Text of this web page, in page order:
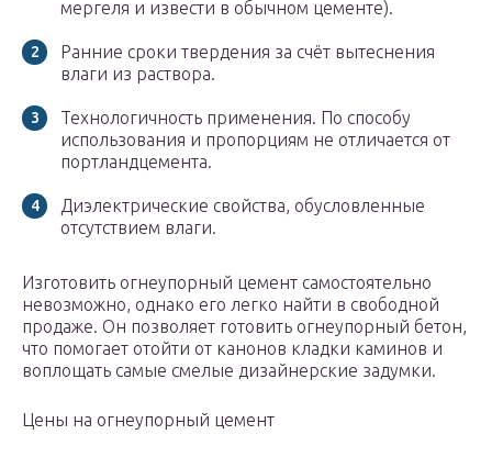
мергеля и извести в обычном цементе).
Ранние сроки твердения за счёт вытеснения
влаги из раствора.
Технологичность применения. По способу
использования и пропорциям не отличается от
портландцемента.
Диэлектрические свойства, обусловленные
отсутствием влаги.
Изготовить огнеупорный цемент самостоятельно
невозможно, однако его легко найти в свободной
продаже. Он позволяет готовить огнеупорный бетон,
что помогает отойти от канонов кладки каминов и
воплощать самые смелые дизайнерские задумки.
Цены на огнеупорный цемент